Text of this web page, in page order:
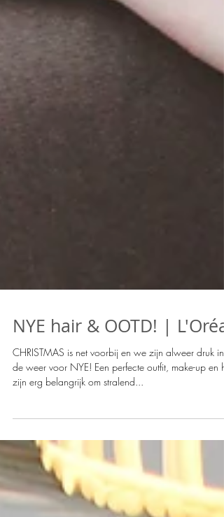
NYE hair & OOTD! | L'Oréal
CHRISTMAS is net voorbij en we zijn alweer druk in
zijn erg belangrijk om stralend...